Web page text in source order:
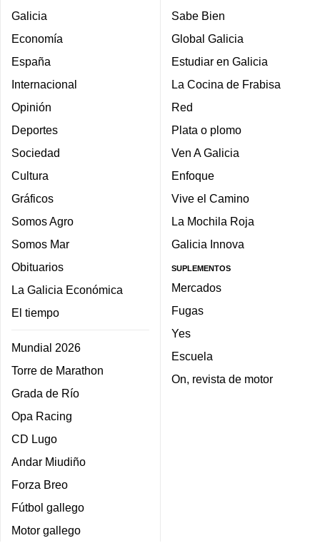
Galicia
Economía
España
Internacional
Opinión
Deportes
Sociedad
Cultura
Gráficos
Somos Agro
Somos Mar
Obituarios
La Galicia Económica
El tiempo
Mundial 2026
Torre de Marathon
Grada de Río
Opa Racing
CD Lugo
Andar Miudiño
Forza Breo
Fútbol gallego
Motor gallego
Sabe Bien
Global Galicia
Estudiar en Galicia
La Cocina de Frabisa
Red
Plata o plomo
Ven A Galicia
Enfoque
Vive el Camino
La Mochila Roja
Galicia Innova
SUPLEMENTOS
Mercados
Fugas
Yes
Escuela
On, revista de motor